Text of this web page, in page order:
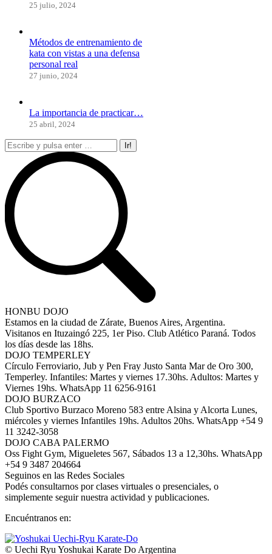
25 julio, 2024
Métodos de entrenamiento de
kata con vistas a una defensa
personal real
27 junio, 2024
La importancia de practicar…
25 abril, 2024
Buscar:
HONBU DOJO
Estamos en la ciudad de Zárate, Buenos Aires, Argentina.
Visitanos en Ituzaingó 225, 1er Piso. Club Atlético Paraná. Todos
los días desde las 18hs.
DOJO TEMPERLEY
Círculo Ferroviario, Jub y Pen Fray Justo Santa Mar de Oro 300,
Temperley. Infantiles: Martes y viernes 17.30hs. Adultos: Martes y
Viernes 19hs. WhatsApp 11 6256-9161
DOJO BURZACO
Club Sportivo Burzaco Moreno 583 entre Alsina y Alcorta Lunes,
miércoles y viernes Infantiles 19hs. Adultos 20hs. WhatsApp +54 9
11 3242-3058
DOJO CABA PALERMO
Oss Fight Gym, Migueletes 567, Sábados 13 a 12,30hs. WhatsApp
+54 9 3487 204664
Seguinos en las Redes Sociales
Podés consultarnos por clases virtuales o presenciales, o
simplemente seguir nuestra actividad y publicaciones.
Encuéntranos en:
Facebook
page
YouTube
page
Instagram
page
Whatsapp
page
© Uechi Ryu Yoshukai Karate Do Argentina